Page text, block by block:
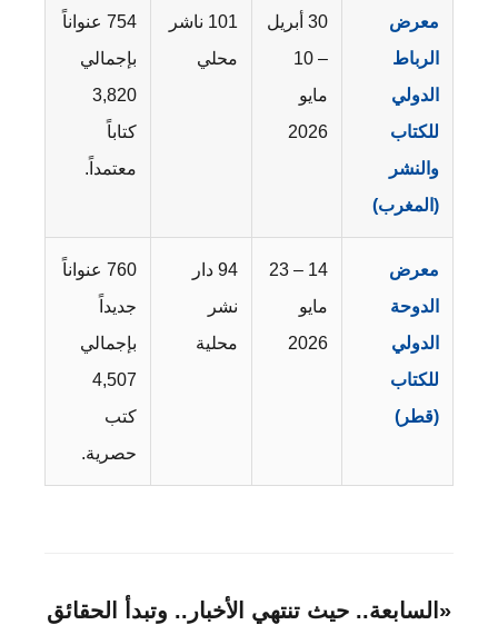
معرض
الرباط
الدولي
للكتاب
والنشر
(المغرب)
30 أبريل
– 10
مايو
2026
101 ناشر
محلي
754 عنواناً
بإجمالي
3,820
كتاباً
معتمداً.
معرض
الدوحة
الدولي
للكتاب
(قطر)
14 – 23
مايو
2026
94 دار
نشر
محلية
760 عنواناً
جديداً
بإجمالي
4,507
كتب
حصرية.
«السابعة.. حيث تنتهي الأخبار.. وتبدأ الحقائق